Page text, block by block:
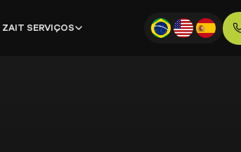
ZAIT SERVIÇOS